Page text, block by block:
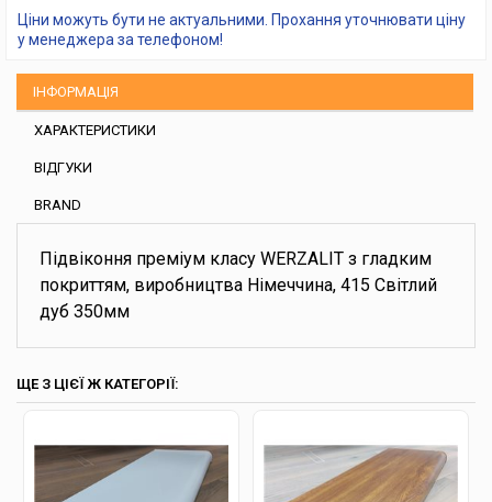
Ціни можуть бути не актуальними. Прохання уточнювати ціну
у менеджера за телефоном!
ІНФОРМАЦІЯ
ХАРАКТЕРИСТИКИ
ВІДГУКИ
BRAND
Підвіконня преміум класу WERZALIT з гладким
покриттям, виробництва Німеччина, 415 Світлий
дуб 350мм
ЩЕ З ЦІЄЇ Ж КАТЕГОРІЇ: